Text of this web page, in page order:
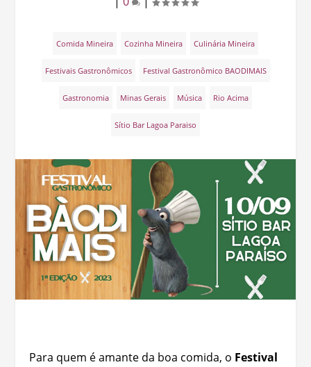
Comida Mineira Cozinha Mineira Culinária Mineira
Festivais Gastronômicos Festival Gastronômico BAODIMAIS
Gastronomia Minas Gerais Música Rio Acima
Sítio Bar Lagoa Paraiso
Para quem é amante da boa comida, o Festival